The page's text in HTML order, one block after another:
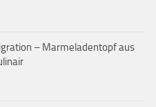
– Marmeladentopf aus